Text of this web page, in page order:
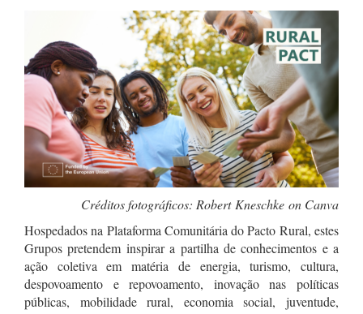
Créditos fotográficos: Robert Kneschke on Canva
Hospedados na Plataforma Comunitária do Pacto Rural, estes
Grupos pretendem inspirar a partilha de conhecimentos e a
ação coletiva em matéria de energia, turismo, cultura,
despovoamento e repovoamento, inovação nas políticas
públicas, mobilidade rural, economia social, juventude,